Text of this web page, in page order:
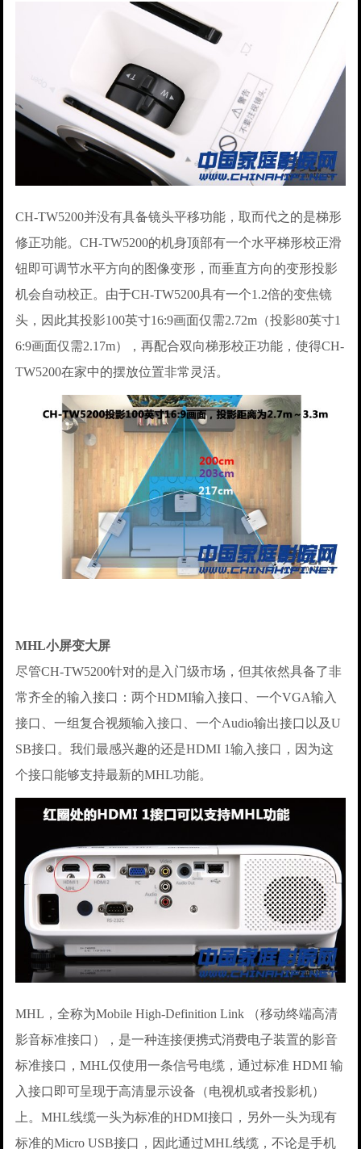
CH-TW5200并没有具备镜头平移功能，取而代之的是梯形
修正功能。CH-TW5200的机身顶部有一个水平梯形校正滑
钮即可调节水平方向的图像变形，而垂直方向的变形投影
机会自动校正。由于CH-TW5200具有一个1.2倍的变焦镜
头，因此其投影100英寸16:9画面仅需2.72m（投影80英寸1
6:9画面仅需2.17m），再配合双向梯形校正功能，使得CH-
TW5200在家中的摆放位置非常灵活。
MHL小屏变大屏
尽管CH-TW5200针对的是入门级市场，但其依然具备了非
常齐全的输入接口：两个HDMI输入接口、一个VGA输入
接口、一组复合视频输入接口、一个Audio输出接口以及U
SB接口。我们最感兴趣的还是HDMI 1输入接口，因为这
个接口能够支持最新的MHL功能。
MHL，全称为Mobile High-Definition Link （移动终端高清
影音标准接口），是一种连接便携式消费电子装置的影音
标准接口，MHL仅使用一条信号电缆，通过标准 HDMI 输
入接口即可呈现于高清显示设备（电视机或者投影机）
上。MHL线缆一头为标准的HDMI接口，另外一头为现有
标准的Micro USB接口，因此通过MHL线缆，不论是手机